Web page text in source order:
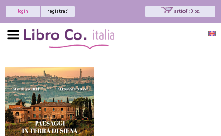
articoli: 0 pz.
registrati
login